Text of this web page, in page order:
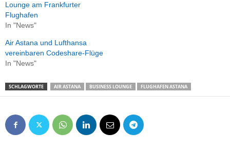
Lounge am Frankfurter
Flughafen
In "News"
Air Astana und Lufthansa
vereinbaren Codeshare-Flüge
In "News"
SCHLAGWORTE AIR ASTANA BUSINESS LOUNGE FLUGHAFEN ASTANA